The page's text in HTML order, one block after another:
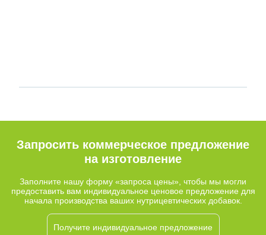
Запросить коммерческое предложение
на изготовление
Заполните нашу форму «запроса цены», чтобы мы могли
предоставить вам индивидуальное ценовое предложение для
начала производства ваших нутрицевтических добавок.
Получите индивидуальное предложение